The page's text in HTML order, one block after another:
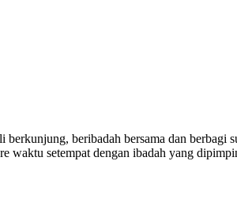
beribadah bersama dan berbagi
waktu setempat dengan ibadah yang